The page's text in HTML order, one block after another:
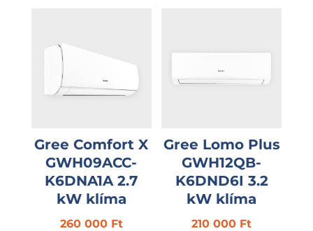
Gree Comfort X
GWH09ACC-
K6DNA1A 2.7
kW klíma
260 000 Ft
Gree Lomo Plus
GWH12QB-
K6DND6I 3.2
kW klíma
210 000 Ft